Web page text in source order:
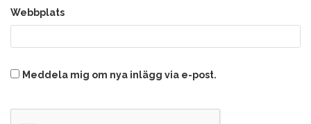
Webbplats
Meddela mig om nya inlägg via e-post.